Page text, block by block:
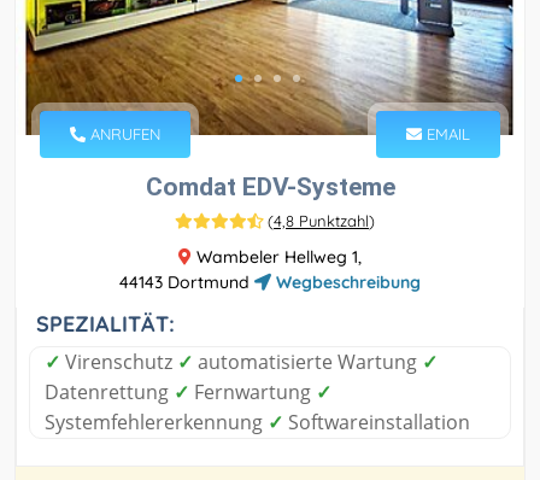
ANRUFEN EMAIL
Comdat EDV-Systeme
(4,8 Punktzahl)
Wambeler Hellweg 1,
44143 Dortmund
Wegbeschreibung
SPEZIALITÄT:
✓ Virenschutz ✓ automatisierte Wartung ✓
Datenrettung ✓ Fernwartung ✓
Systemfehlererkennung ✓ Softwareinstallation